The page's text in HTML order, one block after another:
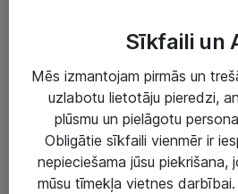
Risinājumi & Pakalpojumi
IT serviss un atbalsts
IT infrastruktūra
Sīkfaili un
Mēs izmantojam pirmās un
uzlabotu lietotāju pieredzi,
plūsmu un pielāgotu
Obligātie sīkfaili vienmēr ir
nepieciešama jūsu piekrišana,
mūsu tīmekļa vietnes